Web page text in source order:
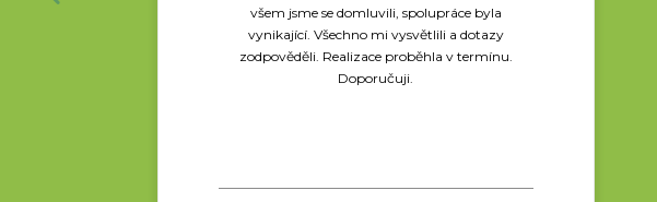
všem jsme se domluvili, spolupráce byla
vynikající. Všechno mi vysvětlili a dotazy
zodpověděli. Realizace proběhla v termínu.
Doporučuji.